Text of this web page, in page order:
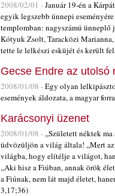
2008/02/01 -Január 19-én a
egyik legszebb ünnepi
templomban: nagyszámú
Kótyuk Zsolt, Taracközi Marianna,
tette le lelkészi esküjét és került
Gecse Endre az utolsó
2008/01/08 -Egy olyan
események áldozata, a magyar
Karácsonyi üzenet
2008/01/08 -,,Született néktek
üdvözüljön a világ általa! ,,Mert
világba, hogy elítélje a világot,
,,Aki hisz a Fiúban, annak örök
a Fiúnak, nem lát majd életet,
3,17;36)